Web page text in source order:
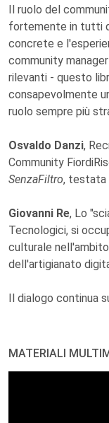
Il ruolo del
fortemente in tutti
concrete e
community
rilevanti - questo
consapevolmente
ruolo sempre più
Osvaldo Danzi,
Community
SenzaFiltro, testata
Giovanni Re, Lo
Tecnologici, si
culturale
dell'artigianato
Il dialogo continua
MATERIALI